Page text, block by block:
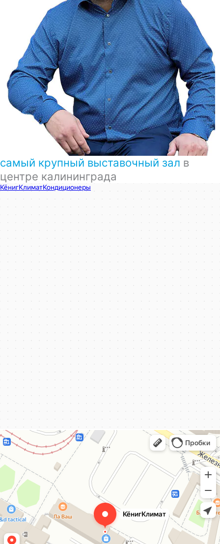
самый крупный выставочный зал в
центре калининграда
КёнигКлимат
Кондиционеры в Калининграде
КёнигКлимат
Кондиционеры в Калининграде
Установка кондиционеров в Калининграде